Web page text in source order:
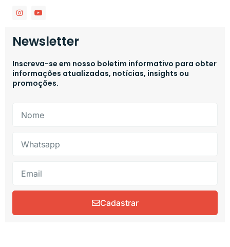
Newsletter
Inscreva-se em nosso boletim informativo para obter
informações atualizadas, notícias, insights ou
promoções.
Cadastrar